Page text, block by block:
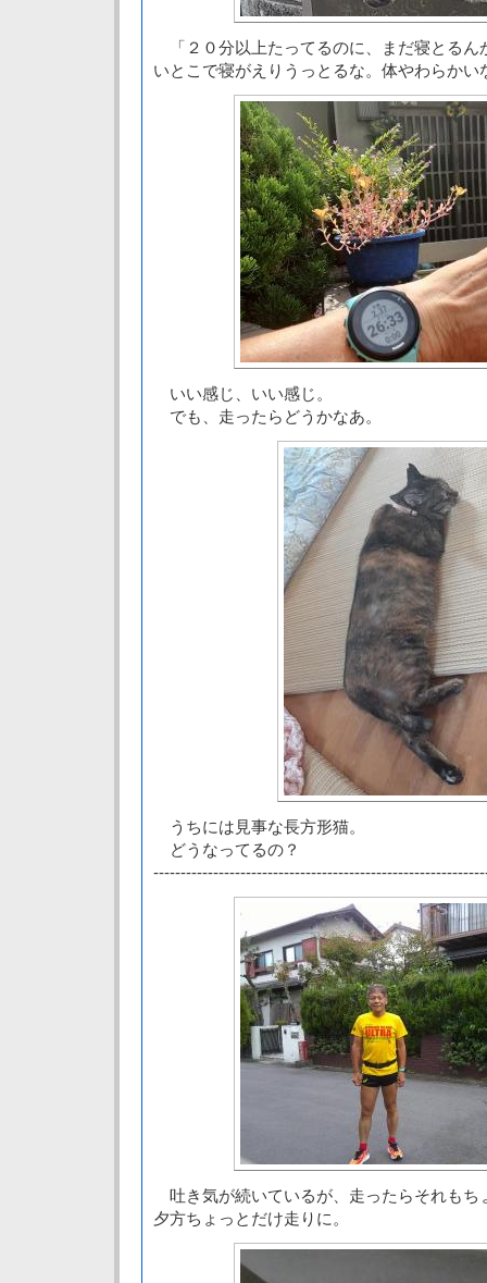
「２０分以上たってるのに、まだ寝とるん
いとこで寝がえりうっとるな。体やわらかい
いい感じ、いい感じ。
でも、走ったらどうかなあ。
うちには見事な長方形猫。
どうなってるの？
吐き気が続いているが、走ったらそれもち
夕方ちょっとだけ走りに。